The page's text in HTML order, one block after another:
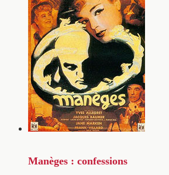
Manèges : confessions